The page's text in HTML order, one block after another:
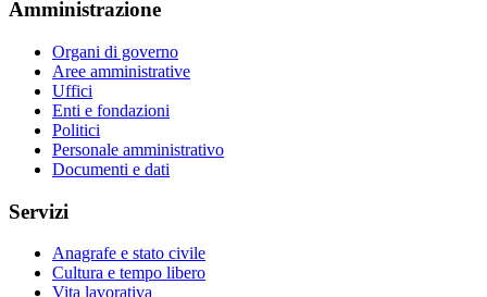
Amministrazione
Organi di governo
Aree amministrative
Uffici
Enti e fondazioni
Politici
Personale amministrativo
Documenti e dati
Servizi
Anagrafe e stato civile
Cultura e tempo libero
Vita lavorativa